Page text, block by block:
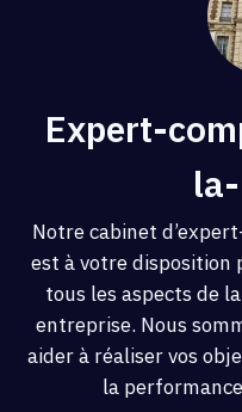
Expert-
Notre cabinet
est à votre disposition
tous les aspects de
entreprise. Nous
aider à réaliser vos
la